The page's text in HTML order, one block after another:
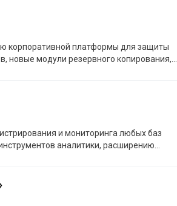
корпоративной платформы для защиты
новые модули резервного копирования,
и мониторинга любых баз
аналитики, расширению